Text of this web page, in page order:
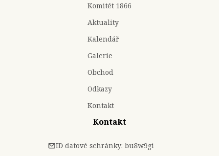
Komitét 1866
Aktuality
Kalendář
Galerie
Obchod
Odkazy
Kontakt
Kontakt
ID datové schránky: bu8w9gi